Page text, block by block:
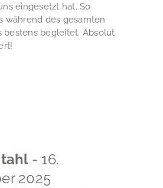
eingesetzt hat. So
während des gesamten
bestens begleitet. Absolut
- 16.
2025